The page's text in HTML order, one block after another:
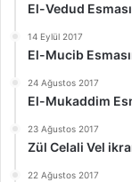
El-Vedud
14 Eylül 2017
El-Mucib
24 Ağustos 2017
El-Mukaddim
23 Ağustos 2017
Zül Celali Vel
22 Ağustos 2017